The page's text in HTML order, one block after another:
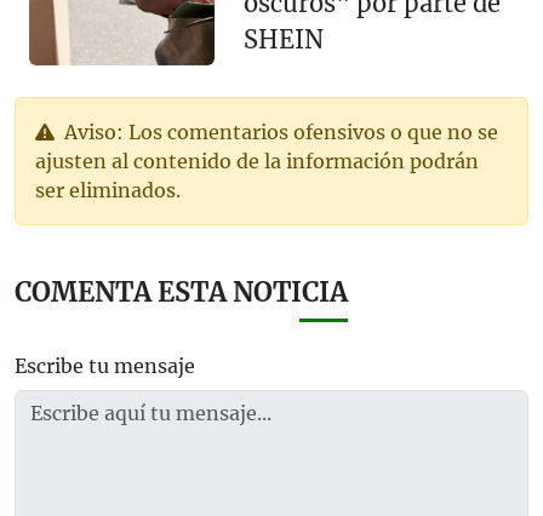
SHEIN
Aviso: Los comentarios ofensivos o que no se
ajusten al contenido de la información podrán
ser eliminados.
COMENTA ESTA NOTICIA
Escribe tu mensaje